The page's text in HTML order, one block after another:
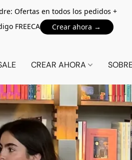
Ofertas en todos los pedidos +
FREECA
Crear ahora →
CREAR AHORA